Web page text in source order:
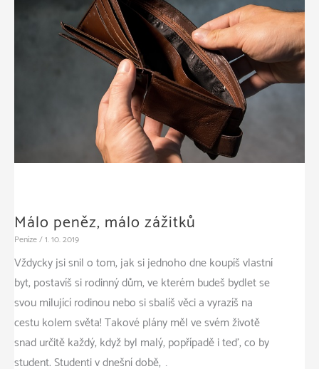
Málo peněz, málo zážitků
Peníze/1. 10. 2019
Vždycky jsi snil o tom, jak si jednoho dne koupíš vlastní
byt, postavíš si rodinný dům, ve kterém budeš bydlet se
svou milující rodinou nebo si sbalíš věci a vyrazíš na
cestu kolem světa! Takové plány měl ve svém životě
snad určitě každý, když byl malý, popřípadě i teď, co by
student. Studenti v dnešní době, …